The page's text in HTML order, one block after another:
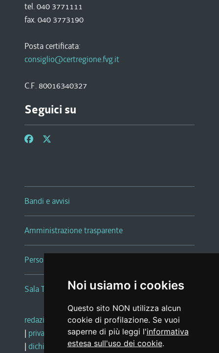
Noi usiamo i cookies
Questo sito NON utilizza alcun
cookie di profilazione. Se vuoi
saperne di più leggi l'informativa
estesa sull'uso dei cookie.
tel. 040 3771111
fax. 040 3773190
Posta certificata:
consiglio@certregione.fvg.it
C.F. 80016340327
Seguici su
Bandi e avvisi
Amministrazione trasparente
Persone e Uffici
Sala Tiziano Tessitori
redazione web |note legali |glossario
| privacy
social media policy
| dichiarazione di accessibilità |feedback